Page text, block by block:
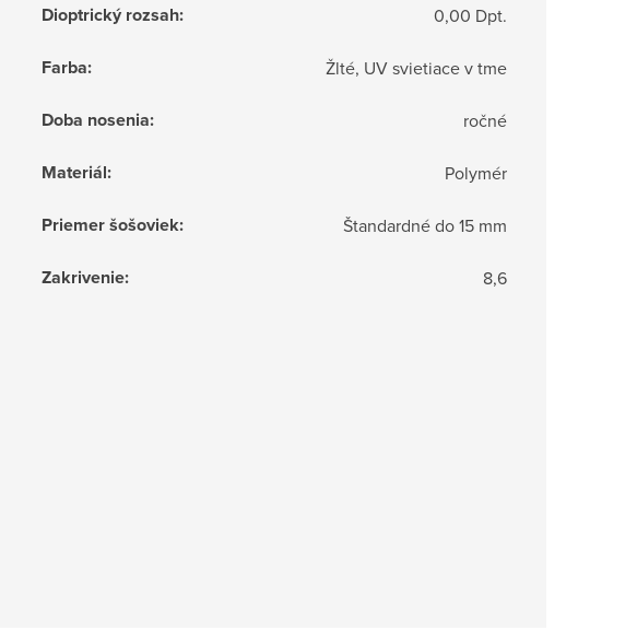
Dioptrický rozsah: 0,00 Dpt.
Farba: Žlté, UV svietiace v tme
Doba nosenia: ročné
Materiál: Polymér
Priemer šošoviek: Štandardné do 15 mm
Zakrivenie: 8,6